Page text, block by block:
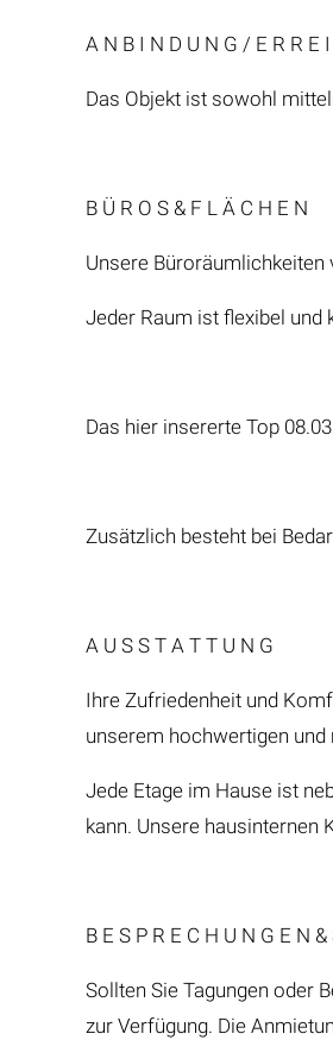
A N B I N D U N G / E R R E
Das Objekt ist sowohl
B Ü R O S & F L Ä C H E N
Unsere Büroräumlichkeiten
Jeder Raum ist flexibel und
Das hier insererte Top
Zusätzlich besteht bei
A U S S T A T T U N G
Ihre Zufriedenheit und
unserem hochwertigen
Jede Etage im Hause ist
kann. Unsere
B E S P R E C H U N G E N
Sollten Sie Tagungen oder
zur Verfügung. Die